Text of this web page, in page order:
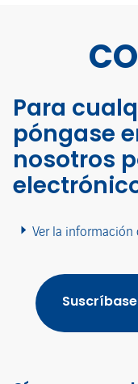
Para
póngase
nosotros
Ver la información